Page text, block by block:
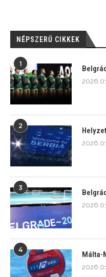
NÉPSZERŰ CIKKEK
1
2
3
4
Málta-